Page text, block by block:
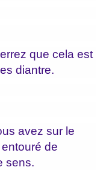
que cela est
diantre.
avez sur le
de
sens.